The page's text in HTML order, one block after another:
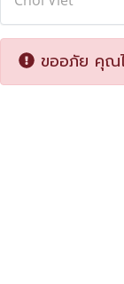
ขออภัย คุณ